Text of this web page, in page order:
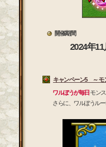
開催期間
2024年
キャンペーン5 ～ モ
ワルぼうが毎日 モン
さらに、ワルぼうル